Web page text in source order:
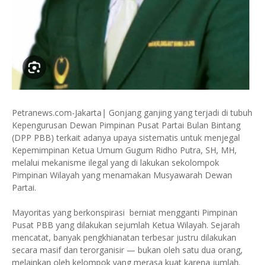
Petranews.com-Jakarta| Gonjang ganjing yang terjadi di tubuh
Kepengurusan Dewan Pimpinan Pusat Partai Bulan Bintang
(DPP PBB) terkait adanya upaya sistematis untuk menjegal
Kepemimpinan Ketua Umum Gugum Ridho Putra, SH, MH,
melalui mekanisme ilegal yang di lakukan sekolompok
Pimpinan Wilayah yang menamakan Musyawarah Dewan
Partai.
Mayoritas yang berkonspirasi berniat mengganti Pimpinan
Pusat PBB yang dilakukan sejumlah Ketua Wilayah. Sejarah
mencatat, banyak pengkhianatan terbesar justru dilakukan
secara masif dan terorganisir — bukan oleh satu dua orang,
melainkan oleh kelompok yang merasa kuat karena jumlah.